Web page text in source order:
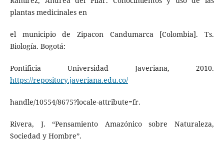
plantas medicinales en
el municipio de Zipacon Candumarca [Colombia]. Ts.
Biología. Bogotá:
Pontificia Universidad Javeriana, 2010.
https://repository.javeriana.edu.co/
handle/10554/8675?locale-attribute=fr.
Rivera, J. “Pensamiento Amazónico sobre Naturaleza,
Sociedad y Hombre”.